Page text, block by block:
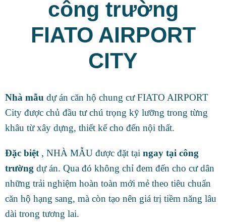
công trường
FIATO AIRPORT
CITY
Nhà mẫu dự án căn hộ chung cư FIATO AIRPORT
City được chủ đầu tư chú trọng kỹ lưỡng trong từng
khâu từ xây dựng, thiết kế cho đến nội thất.
Đặc biệt, NHÀ MẪU được đặt tại ngay tại công
trường dự án. Qua đó không chỉ đem đến cho cư dân
những trải nghiệm hoàn toàn mới mẻ theo tiêu chuẩn
căn hộ hạng sang, mà còn tạo nên giá trị tiềm năng lâu
dài trong tương lai.
LOGIN
Lost your password?